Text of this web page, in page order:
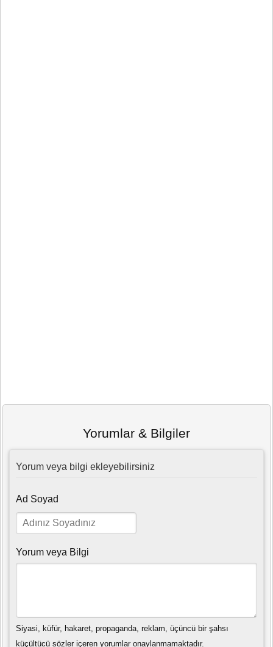
Yorumlar & Bilgiler
Yorum veya bilgi ekleyebilirsiniz
Ad Soyad
Yorum veya Bilgi
Siyasi, küfür, hakaret, propaganda, reklam, üçüncü bir şahsı
küçültücü sözler içeren yorumlar onaylanmamaktadır.